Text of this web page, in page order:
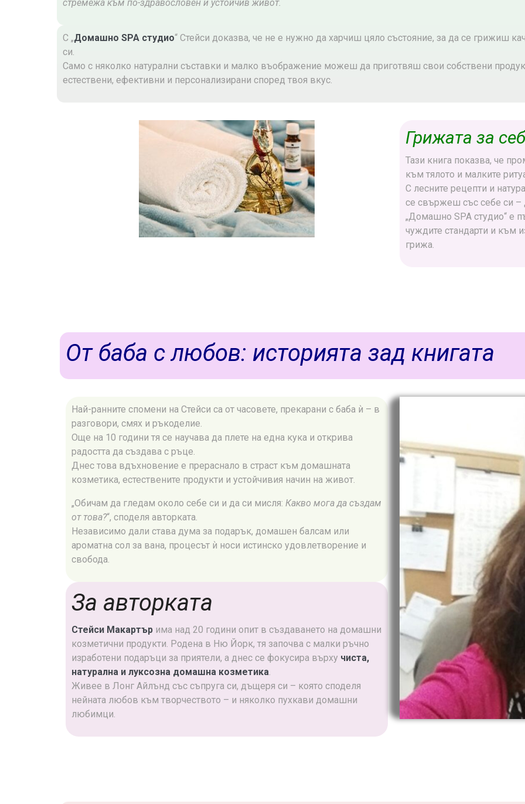
стремежа към по-здравословен и устойчив живот.
С „Домашно SPA студио“ Стейси доказва, че не е нужно да харчиш цяло състояние, за да се грижиш
си.
Само с няколко натурални съставки и малко въображение можеш да приготвяш свои собствени
естествени, ефективни и персонализирани според твоя вкус.
Грижата за
Тази книга показва, че
към тялото и малките
С лесните рецепти и
се свържеш със себе си –
„Домашно SPA студио“ е
чуждите стандарти и към
грижа.
От баба с любов: историята зад книгата
Най-ранните спомени на Стейси са от часовете, прекарани с баба ѝ – в
разговори, смях и ръкоделие.
Още на 10 години тя се научава да плете на една кука и открива
радостта да създава с ръце.
Днес това вдъхновение е прераснало в страст към домашната
козметика, естествените продукти и устойчивия начин на живот.
„Обичам да гледам около себе си и да си мисля: Какво мога да създам
от това?“, споделя авторката.
Независимо дали става дума за подарък, домашен балсам или
ароматна сол за вана, процесът ѝ носи истинско удовлетворение и
свобода.
За авторката
Стейси Макартър има над 20 години опит в създаването на домашни
козметични продукти. Родена в Ню Йорк, тя започва с малки ръчно
изработени подаръци за приятели, а днес се фокусира върху чиста,
натурална и луксозна домашна козметика.
Живее в Лонг Айлънд със съпруга си, дъщеря си – която споделя
нейната любов към творчеството – и няколко пухкави домашни
любимци.